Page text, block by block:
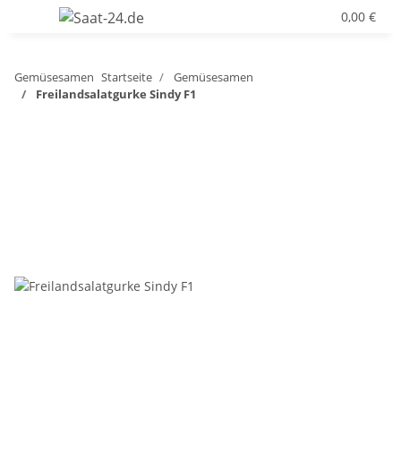
0,00 €
Gemüsesamen Startseite
Gemüsesamen
Freilandsalatgurke Sindy F1